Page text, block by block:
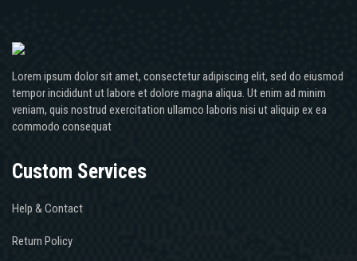
Lorem ipsum dolor sit amet, consectetur adipiscing elit, sed do eiusmod
tempor incididunt ut labore et dolore magna aliqua. Ut enim ad minim
veniam, quis nostrud exercitation ullamco laboris nisi ut aliquip ex ea
commodo consequat
Custom Services
Help & Contact
Return Policy